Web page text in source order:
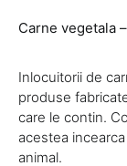
Carne vegetala
Inlocuitorii de
produse
care le contin.
acestea
animal.